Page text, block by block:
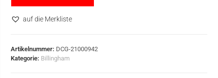
auf die Merkliste
Artikelnummer: DCG-21000942
Kategorie: Billingham